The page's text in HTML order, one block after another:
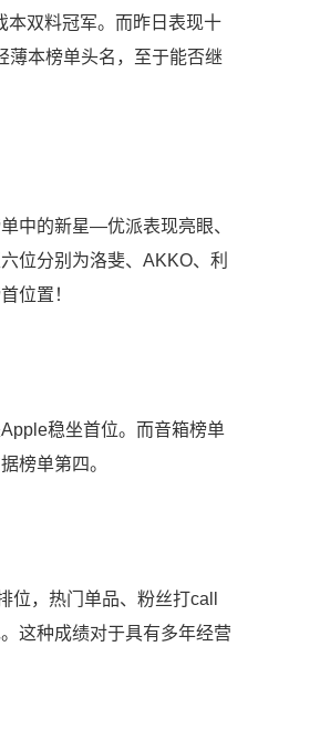
本双料冠军。而昨日表现十
薄本榜单头名，至于能否继
中的新星—优派表现亮眼、
位分别为洛斐、AKKO、利
位置！
稳坐首位。而音箱榜单
榜单第四。
，热门单品、粉丝打call
这种成绩对于具有多年经营